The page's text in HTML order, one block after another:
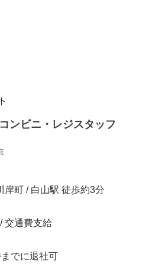
ンビニ・レジスタッフ
岸町 / 白山駅 徒歩約3分
交通費支給
でに退社可